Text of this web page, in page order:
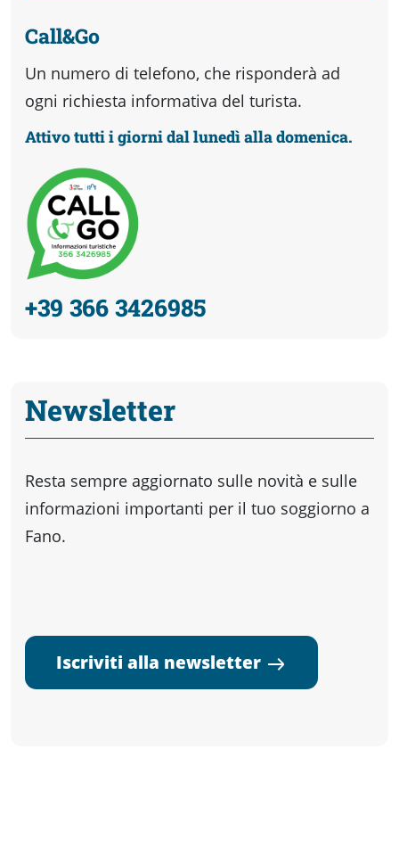
Call&Go
Un numero di telefono, che risponderà ad
ogni richiesta informativa del turista.
Attivo tutti i giorni dal lunedì alla domenica.
+39 366 3426985
Newsletter
Resta sempre aggiornato sulle novità e sulle
informazioni importanti per il tuo soggiorno a
Fano.
Iscriviti alla newsletter